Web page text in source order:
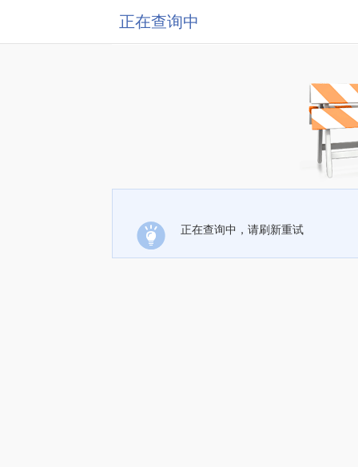
正在查询中
正在查询中，请刷新重试